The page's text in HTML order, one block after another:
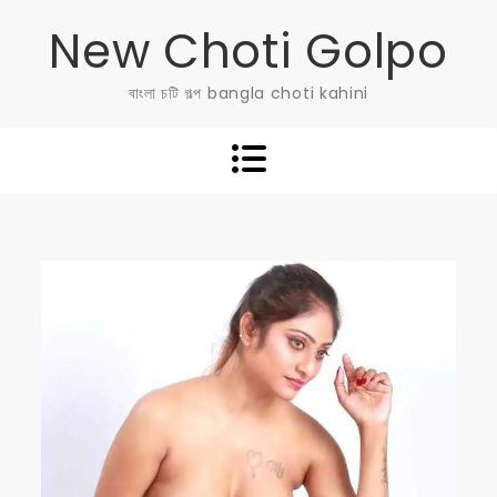
New Choti Golpo
বাংলা চটি গল্প bangla choti kahini